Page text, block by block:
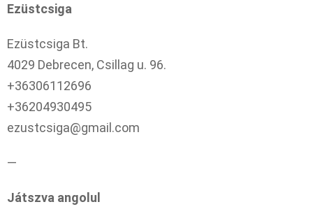
Ezüstcsiga
Ezüstcsiga Bt.
4029 Debrecen, Csillag u. 96.
+36306112696
+36204930495
ezustcsiga@gmail.com
—
Játszva angolul